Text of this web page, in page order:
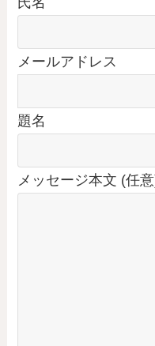
メールアドレス
題名
メッセージ本文 (任